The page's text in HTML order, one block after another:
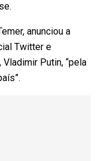
anunciou a
Twitter e
Putin, “pela